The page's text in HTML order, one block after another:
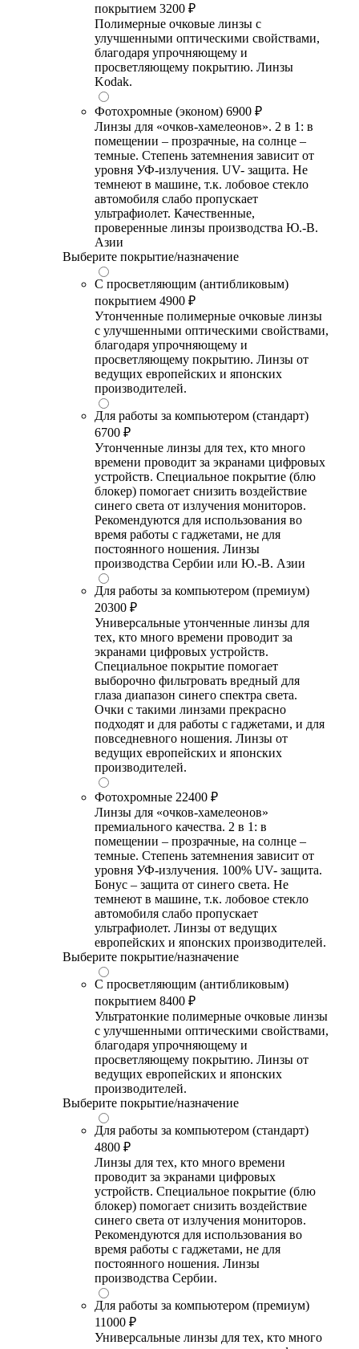
покрытием 3200 ₽
Полимерные очковые линзы с
улучшенными оптическими свойствами,
благодаря упрочняющему и
просветляющему покрытию. Линзы
Kodak.
Фотохромные (эконом) 6900 ₽
Линзы для «очков-хамелеонов». 2 в 1: в
помещении – прозрачные, на солнце –
темные. Степень затемнения зависит от
уровня УФ-излучения. UV- защита. Не
темнеют в машине, т.к. лобовое стекло
автомобиля слабо пропускает
ультрафиолет. Качественные,
проверенные линзы производства Ю.-В.
Азии
Выберите покрытие/назначение
С просветляющим (антибликовым)
покрытием 4900 ₽
Утонченные полимерные очковые линзы
с улучшенными оптическими свойствами,
благодаря упрочняющему и
просветляющему покрытию. Линзы от
ведущих европейских и японских
производителей.
Для работы за компьютером (стандарт)
6700 ₽
Утонченные линзы для тех, кто много
времени проводит за экранами цифровых
устройств. Специальное покрытие (блю
блокер) помогает снизить воздействие
синего света от излучения мониторов.
Рекомендуются для использования во
время работы с гаджетами, не для
постоянного ношения. Линзы
производства Сербии или Ю.-В. Азии
Для работы за компьютером (премиум)
20300 ₽
Универсальные утонченные линзы для
тех, кто много времени проводит за
экранами цифровых устройств.
Специальное покрытие помогает
выборочно фильтровать вредный для
глаза диапазон синего спектра света.
Очки с такими линзами прекрасно
подходят и для работы с гаджетами, и для
повседневного ношения. Линзы от
ведущих европейских и японских
производителей.
Фотохромные 22400 ₽
Линзы для «очков-хамелеонов»
премиального качества. 2 в 1: в
помещении – прозрачные, на солнце –
темные. Степень затемнения зависит от
уровня УФ-излучения. 100% UV- защита.
Бонус – защита от синего света. Не
темнеют в машине, т.к. лобовое стекло
автомобиля слабо пропускает
ультрафиолет. Линзы от ведущих
европейских и японских производителей.
Выберите покрытие/назначение
С просветляющим (антибликовым)
покрытием 8400 ₽
Ультратонкие полимерные очковые линзы
с улучшенными оптическими свойствами,
благодаря упрочняющему и
просветляющему покрытию. Линзы от
ведущих европейских и японских
производителей.
Выберите покрытие/назначение
Для работы за компьютером (стандарт)
4800 ₽
Линзы для тех, кто много времени
проводит за экранами цифровых
устройств. Специальное покрытие (блю
блокер) помогает снизить воздействие
синего света от излучения мониторов.
Рекомендуются для использования во
время работы с гаджетами, не для
постоянного ношения. Линзы
производства Сербии.
Для работы за компьютером (премиум)
11000 ₽
Универсальные линзы для тех, кто много